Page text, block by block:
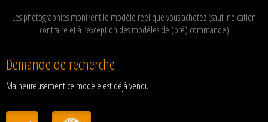
Les photographies montrent le modèle reel que vous achetez (sauf indication
contraire et à l’exception des modèles de (pré) commande)
Demande de recherche
Malheureusement ce modèle est déjà vendu.